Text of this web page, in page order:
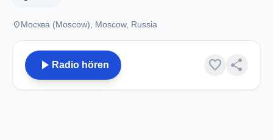
placeМосква (Moscow), Moscow, Russia
play_arrow Radio hören favorite share